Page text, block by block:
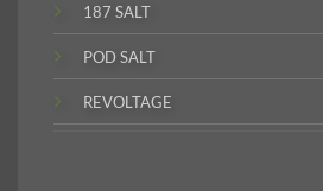
187 SALT
POD SALT
REVOLTAGE